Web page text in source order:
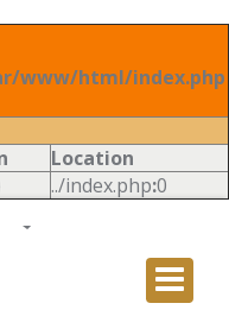
www/html/index.php
Location
../index.php:0